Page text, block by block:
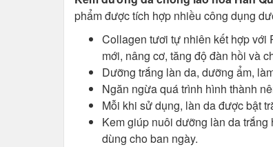
phẩm được tích hợp nhiều công dụng
Collagen tươi tự nhiên kết hợp với
mới, nâng cơ, tăng độ đàn hồi và
Dưỡng trắng làn da, dưỡng ẩm,
Ngăn ngừa quá trình hình thành
Mỗi khi sử dụng, làn da được bật
Kem giúp nuôi dưỡng làn da
dùng cho ban ngày.